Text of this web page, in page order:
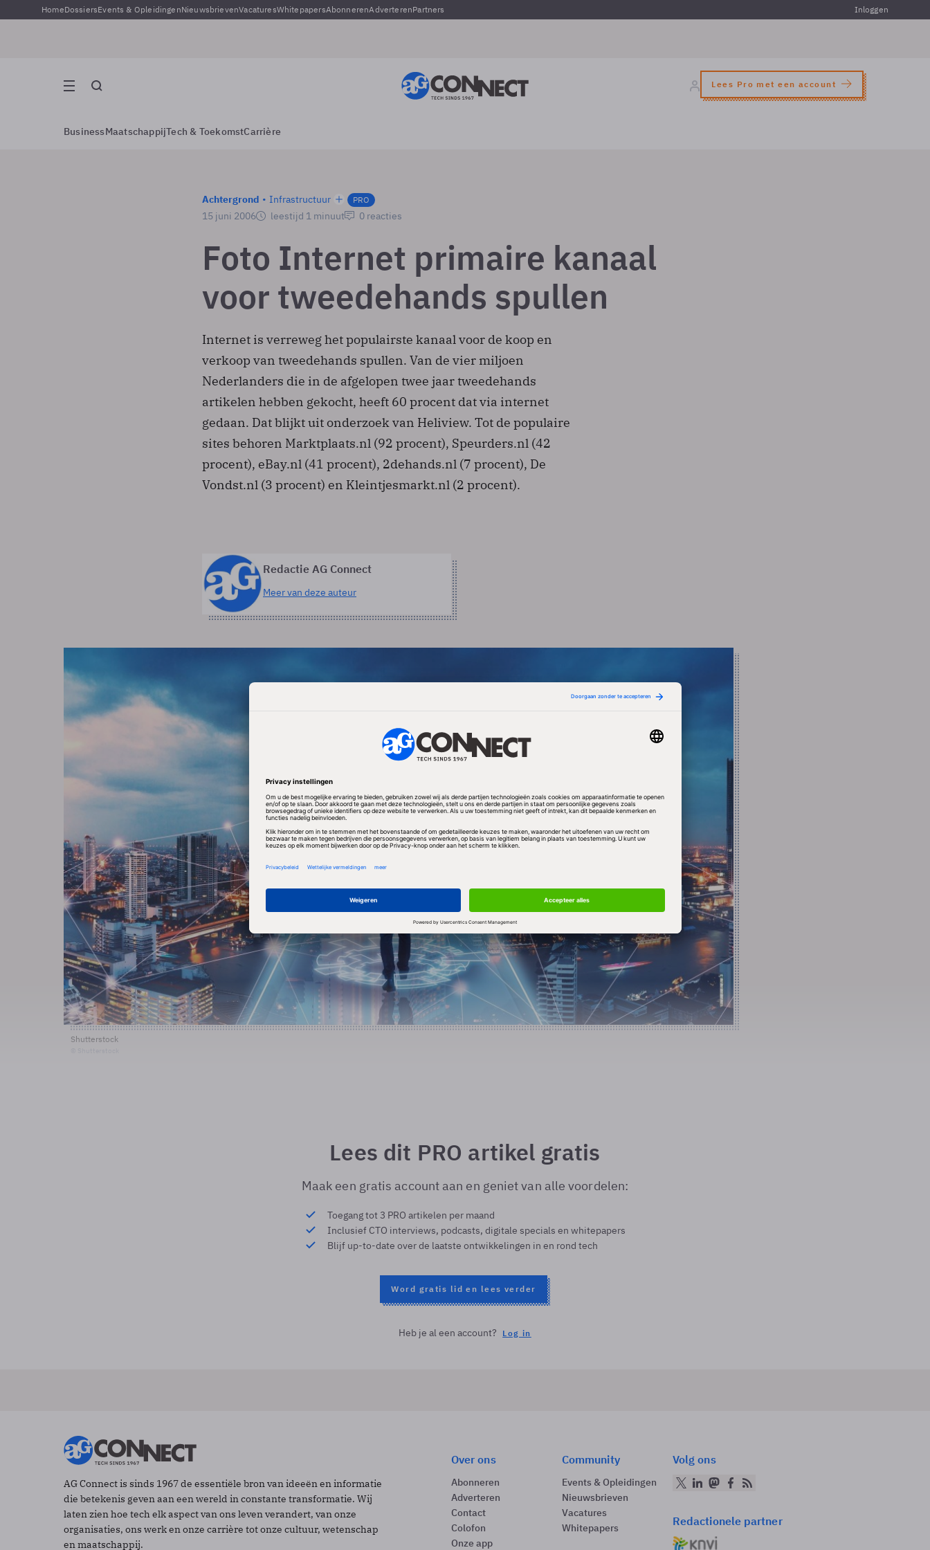
HomeDossiersEvents & OpleidingenNieuwsbrievenVacaturesWhitepapersAbonnerenAdverterenPartners Inloggen
Lees Pro met een account
BusinessMaatschappijTech & ToekomstCarrière
Achtergrond Infrastructuur PRO
15 juni 2006 leestijd 1 minuut 0 reacties
Foto Internet primaire kanaal
voor tweedehands spullen
Internet is verreweg het populairste kanaal voor de koop en
verkoop van tweedehands spullen. Van de vier miljoen
Nederlanders die in de afgelopen twee jaar tweedehands
artikelen hebben gekocht, heeft 60 procent dat via internet
gedaan. Dat blijkt uit onderzoek van Heliview. Tot de populaire
sites behoren Marktplaats.nl (92 procent), Speurders.nl (42
procent), eBay.nl (41 procent), 2dehands.nl (7 procent), De
Vondst.nl (3 procent) en Kleintjesmarkt.nl (2 procent).
Redactie AG Connect
Meer van deze auteur
Shutterstock
Lees dit PRO artikel gratis
Maak een gratis account aan en geniet van alle voordelen:
Toegang tot 3 PRO artikelen per maand
Inclusief CTO interviews, podcasts, digitale specials en whitepapers
Blijf up-to-date over de laatste ontwikkelingen in en rond tech
Word gratis lid en lees verder
Heb je al een account? Log in
AG Connect is sinds 1967 de essentiële bron van ideeën en informatie
die betekenis geven aan een wereld in constante transformatie. Wij
laten zien hoe tech elk aspect van ons leven verandert, van onze
organisaties, ons werk en onze carrière tot onze cultuur, wetenschap
en maatschappij.
Over ons
Abonneren
Adverteren
Contact
Colofon
Onze app
Community
Events & Opleidingen
Nieuwsbrieven
Vacatures
Whitepapers
Volg ons
Redactionele partner